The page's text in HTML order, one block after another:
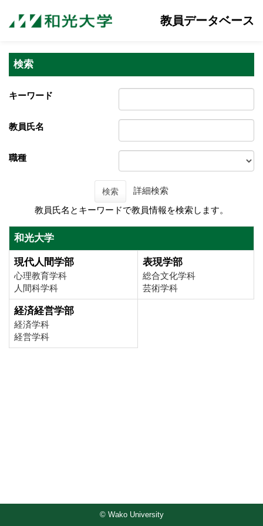
教員データベース
検索
キーワード
教員氏名
職種
検索
詳細検索
教員氏名とキーワードで教員情報を検索します。
和光大学
現代人間学部
心理教育学科
人間科学科
表現学部
総合文化学科
芸術学科
経済経営学部
経済学科
経営学科
© Wako University